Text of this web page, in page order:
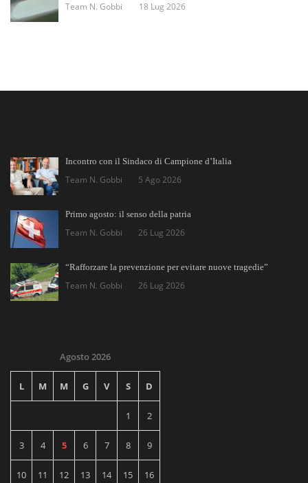
Team N. Gobbi 18 Lug 2026
Incontro con il Sindaco di Campione d’Italia
Team N. Gobbi 5 Ago 2026
Primo agosto: il senso della patria
Team N. Gobbi 26 Lug 2026
“Rafforzare la prevenzione per evitare nuove tragedie”
Team N. Gobbi 26 Lug 2026
Agosto 2026
L M M G V S D
1 2
3 4 5 6 7 8 9
10 11 12 13 14 15 16